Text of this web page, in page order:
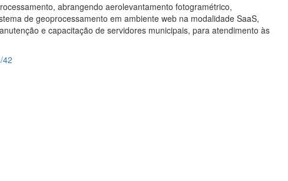
abrangendo aerolevantamento fotogramétrico,
de geoprocessamento em ambiente web na modalidade SaaS,
e capacitação de servidores municipais, para atendimento às
42